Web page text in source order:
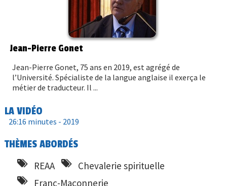
Jean-Pierre Gonet
Jean-Pierre Gonet, 75 ans en 2019, est agrégé de
l’Université. Spécialiste de la langue anglaise il exerça le
métier de traducteur. Il ...
LA VIDÉO
26:16 minutes - 2019
THÈMES ABORDÉS
REAA
Chevalerie spirituelle
Franc-Maçonnerie